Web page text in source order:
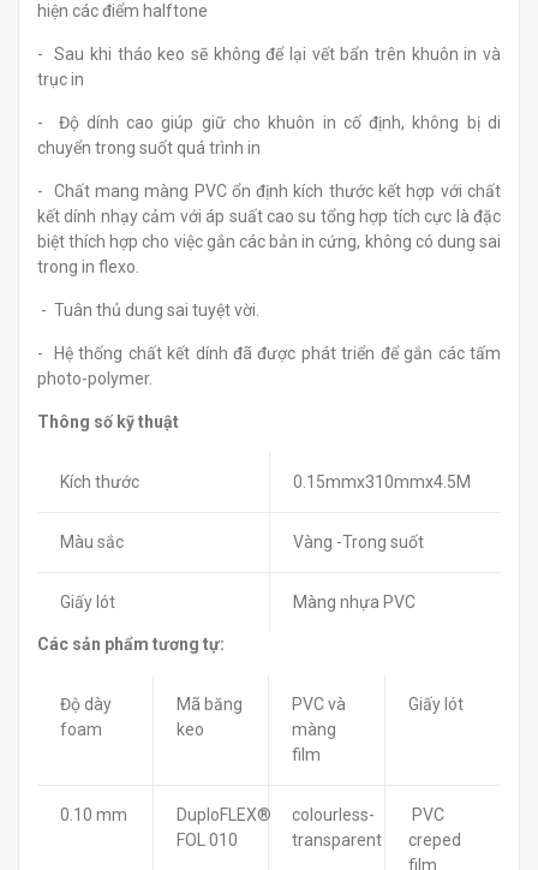
hiện các điểm halftone
- Sau khi tháo keo sẽ không để lại vết bẩn trên khuôn in và
trục in
- Độ dính cao giúp giữ cho khuôn in cố định, không bị di
chuyển trong suốt quá trình in
- Chất mang màng PVC ổn định kích thước kết hợp với chất
kết dính nhạy cảm với áp suất cao su tổng hợp tích cực là đặc
biệt thích hợp cho việc gắn các bản in cứng, không có dung sai
trong in flexo.
- Tuân thủ dung sai tuyệt vời.
- Hệ thống chất kết dính đã được phát triển để gắn các tấm
photo-polymer.
Thông số kỹ thuật
Kích thước 0.15mmx310mmx4.5M
Màu sắc Vàng -Trong suốt
Giấy lót Màng nhựa PVC
Các sản phẩm tương tự:
Độ dày
foam
Mã băng
keo
PVC và
màng
film
Giấy lót
0.10 mm
DuploFLEX®
FOL 010
colourless-
transparent
PVC
creped
film